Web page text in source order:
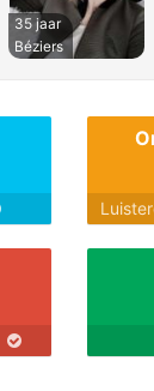
35 jaar
Béziers